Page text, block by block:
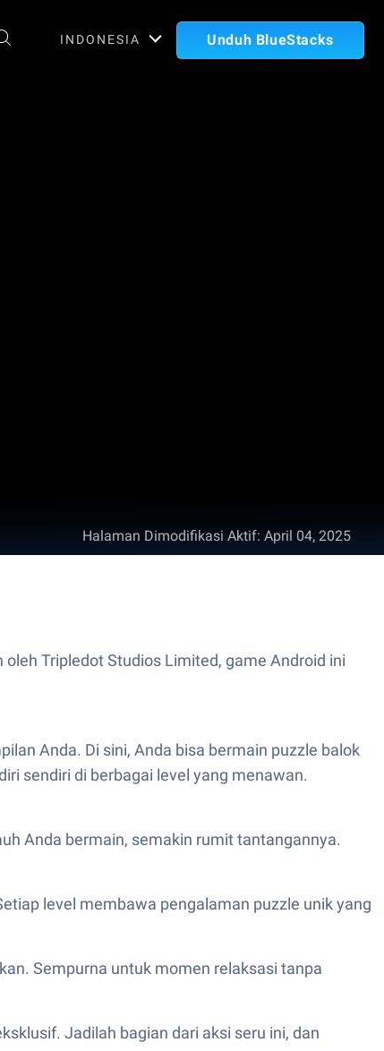
INDONESIA Unduh BlueStacks
Halaman Dimodifikasi Aktif: April 04, 2025
Tripledot Studios Limited, game Android ini
Anda. Di sini, Anda bisa bermain puzzle balok
sendiri di berbagai level yang menawan.
Anda bermain, semakin rumit tantangannya.
level membawa pengalaman puzzle unik yang
Sempurna untuk momen relaksasi tanpa
Jadilah bagian dari aksi seru ini, dan